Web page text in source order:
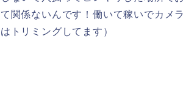
関係ないんです！働いて稼いでカメ
トリミングしてます）